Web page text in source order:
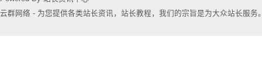
云群网络 - 为您提供各类站长资讯，站长教程，我们的宗旨是为大众站长服